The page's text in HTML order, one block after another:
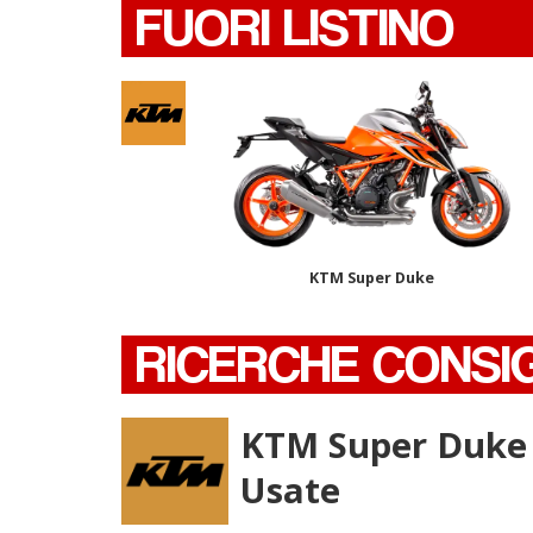
FUORI LISTINO
KTM Super Duke
RICERCHE
KTM Super Duke
Usate